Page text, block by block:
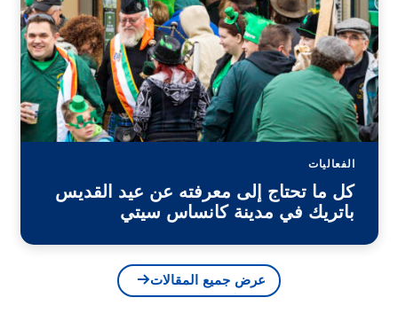
الفعاليات
كل ما تحتاج إلى معرفته عن عيد القديس
باتريك في مدينة كانساس سيتي
عرض جميع المقالات